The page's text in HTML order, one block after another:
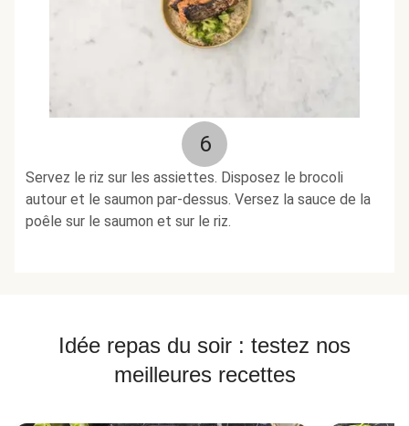
6
Servez le riz sur les assiettes. Disposez le brocoli
autour et le saumon par-dessus. Versez la sauce de la
poêle sur le saumon et sur le riz.
Idée repas du soir : testez nos
meilleures recettes